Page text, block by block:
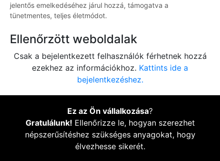
jelentős emelkedéséhez járul hozzá, támogatva a
tünetmentes, teljes életmódot.
Ellenőrzött weboldalak
Csak a bejelentkezett felhasználók férhetnek hozzá
ezekhez az információkhoz. Kattints ide a
bejelentkezéshez.
Ez az Ön vállalkozása?
Gratulálunk! Ellenőrizze le, hogyan szerezhet
népszerűsítéshez szükséges anyagokat, hogy
élvezhesse sikerét.